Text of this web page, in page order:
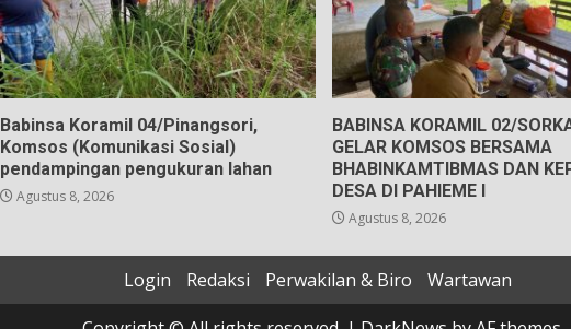
Babinsa Koramil 04/Pinangsori,
Komsos (Komunikasi Sosial)
pendampingan pengukuran lahan
Agustus 8, 2026
BABINSA KORAMIL 02/
GELAR KOMSOS BERSAMA
BHABINKAMTIBMAS DAN
DESA DI PAHIEME I
Agustus 8, 2026
Login Redaksi Perwakilan & Biro
Wartawan